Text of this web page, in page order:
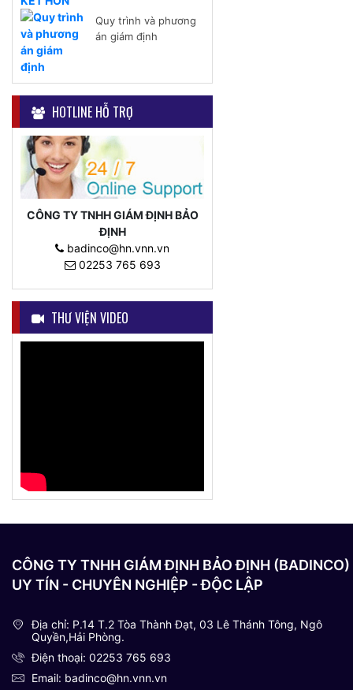
Quy trình và phương
án giám định
HOTLINE HỖ TRỢ
CÔNG TY TNHH GIÁM ĐỊNH BẢO
ĐỊNH
badinco@hn.vnn.vn
02253 765 693
THƯ VIỆN VIDEO
CÔNG TY TNHH GIÁM ĐỊNH BẢO ĐỊNH (BADINCO)
UY TÍN - CHUYÊN NGHIỆP - ĐỘC LẬP
Địa chỉ: P.14 T.2 Tòa Thành Đạt, 03 Lê Thánh Tông, Ngô
Quyền,Hải Phòng.
Điện thoại: 02253 765 693
Email: badinco@hn.vnn.vn